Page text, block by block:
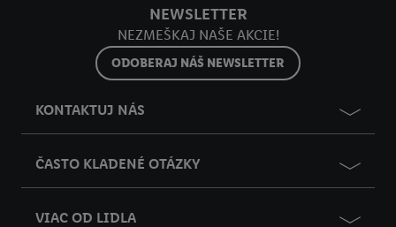
NEWSLETTER
NEZMEŠKAJ NAŠE AKCIE!
ODOBERAJ NÁŠ NEWSLETTER
KONTAKTUJ NÁS
ČASTO KLADENÉ OTÁZKY
VIAC OD LIDLA